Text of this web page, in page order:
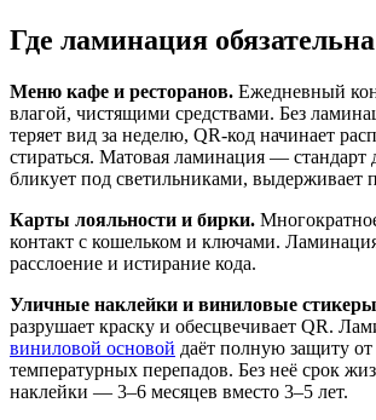
Где ламинация обязательна
Меню кафе и ресторанов. Ежедневный
влагой, чистящими средствами. Без
теряет вид за неделю, QR-код начинает
стираться. Матовая ламинация — стандарт
бликует под светильниками, выдерживает
Карты лояльности и бирки.
контакт с кошельком и ключами.
расслоение и истирание кода.
Уличные наклейки и виниловые
разрушает краску и обесцвечивает QR.
виниловой основой даёт полную защиту
температурных перепадов. Без неё срок
наклейки — 3–6 месяцев вместо 3–5 лет.